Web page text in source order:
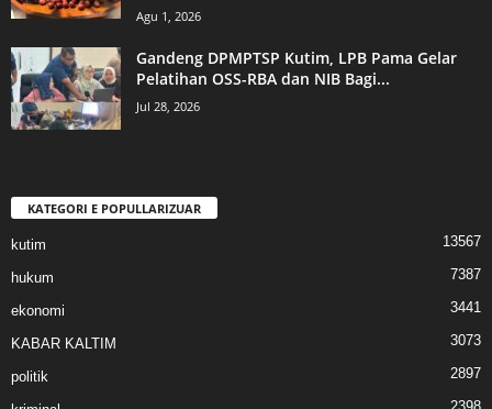
Agu 1, 2026
Gandeng DPMPTSP Kutim, LPB Pama Gelar
Pelatihan OSS-RBA dan NIB Bagi...
Jul 28, 2026
KATEGORI E POPULLARIZUAR
kutim 13567
hukum 7387
ekonomi 3441
KABAR KALTIM 3073
politik 2897